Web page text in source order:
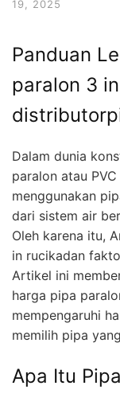
19, 2025
Panduan
paralon 3
Dalam dunia
paralon atau
menggunakan
dari sistem air
Oleh karena itu,
in rucikadan
Artikel ini
harga pipa
mempengaruhi
memilih pipa
Apa Itu